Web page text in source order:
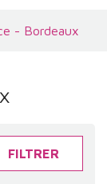
- Bordeaux
FILTRER